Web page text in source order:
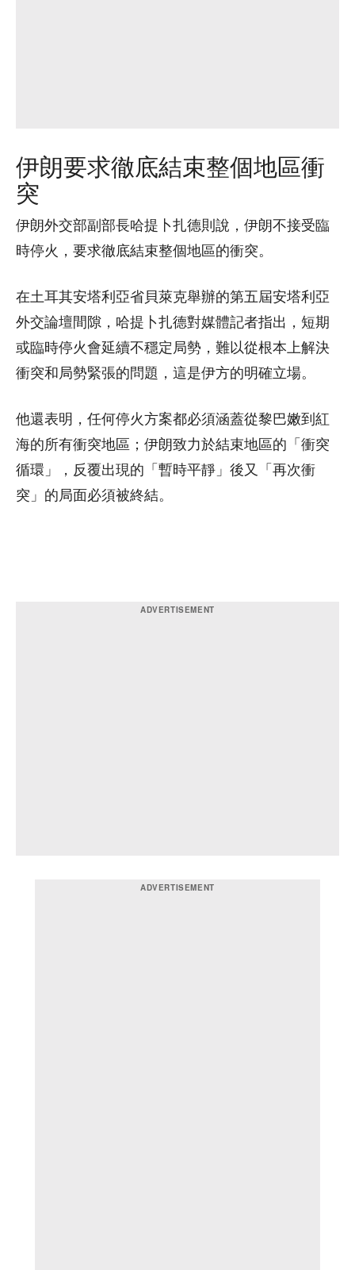
伊朗要求徹底結束整個地區衝
突
伊朗外交部副部長哈提卜扎德則說，伊朗不接受臨
時停火，要求徹底結束整個地區的衝突。
在土耳其安塔利亞省貝萊克舉辦的第五屆安塔利亞
外交論壇間隙，哈提卜扎德對媒體記者指出，短期
或臨時停火會延續不穩定局勢，難以從根本上解決
衝突和局勢緊張的問題，這是伊方的明確立場。
他還表明，任何停火方案都必須涵蓋從黎巴嫩到紅
海的所有衝突地區；伊朗致力於結束地區的「衝突
循環」，反覆出現的「暫時平靜」後又「再次衝
突」的局面必須被終結。